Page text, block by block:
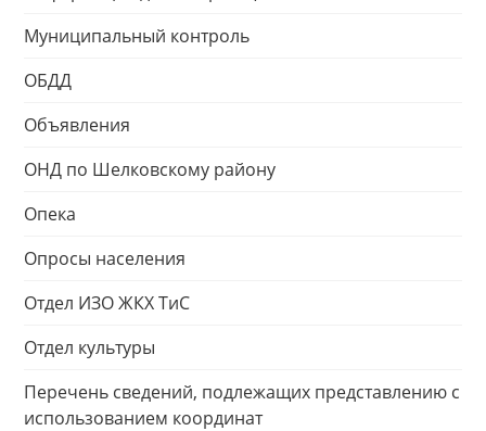
Муниципальный контроль
ОБДД
Объявления
ОНД по Шелковскому району
Опека
Опросы населения
Отдел ИЗО ЖКХ ТиС
Отдел культуры
Перечень сведений, подлежащих представлению с
использованием координат